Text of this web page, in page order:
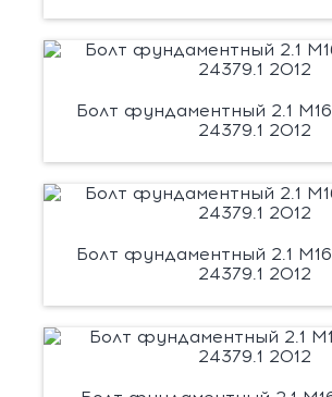
Болт фундаментный 2.1
24379.1 2012
Болт фундаментный 2.1
24379.1 2012